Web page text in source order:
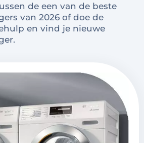
de een van de beste
van 2026 of doe de
en vind je nieuwe